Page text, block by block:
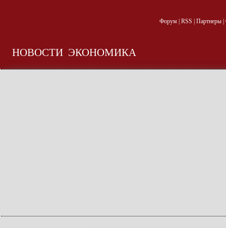
Форум| RSS Партнеры|
НОВОСТИ ЭКОНОМИКА